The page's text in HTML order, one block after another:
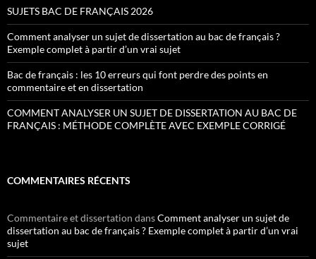
SUJETS BAC DE FRANÇAIS 2026
Comment analyser un sujet de dissertation au bac de français ?
Exemple complet à partir d’un vrai sujet
Bac de français : les 10 erreurs qui font perdre des points en
commentaire et en dissertation
COMMENT ANALYSER UN SUJET DE DISSERTATION AU BAC DE
FRANÇAIS : MÉTHODE COMPLÈTE AVEC EXEMPLE CORRIGÉ
COMMENTAIRES RÉCENTS
Commentaire et dissertation dansComment analyser un sujet de
dissertation au bac de français ? Exemple complet à partir d’un vrai
sujet